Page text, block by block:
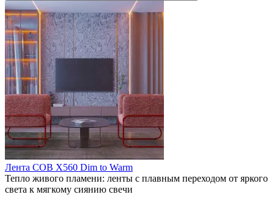
Лента COB X560 Dim to Warm
Тепло живого пламени: ленты с плавным переходом от яркого
света к мягкому сиянию свечи